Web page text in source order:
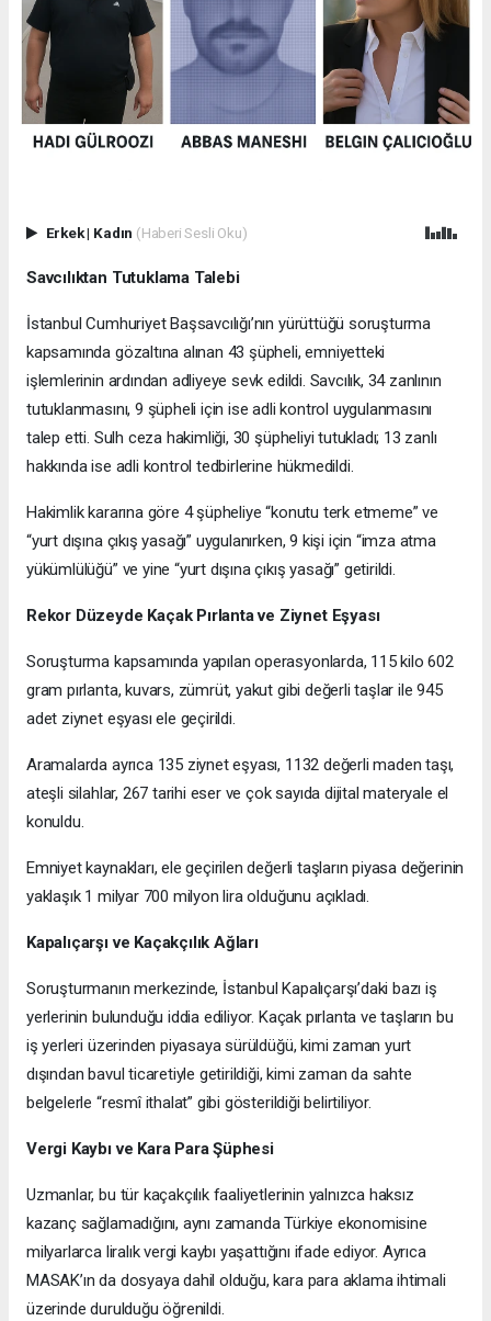
Erkek| Kadın (Haberi Sesli Oku)
Savcılıktan Tutuklama Talebi
İstanbul Cumhuriyet Başsavcılığı’nın yürüttüğü soruşturma
kapsamında gözaltına alınan 43 şüpheli, emniyetteki
işlemlerinin ardından adliyeye sevk edildi. Savcılık, 34 zanlının
tutuklanmasını, 9 şüpheli için ise adli kontrol uygulanmasını
talep etti. Sulh ceza hakimliği, 30 şüpheliyi tutukladı; 13 zanlı
hakkında ise adli kontrol tedbirlerine hükmedildi.
Hakimlik kararına göre 4 şüpheliye “konutu terk etmeme” ve
“yurt dışına çıkış yasağı” uygulanırken, 9 kişi için “imza atma
yükümlülüğü” ve yine “yurt dışına çıkış yasağı” getirildi.
Rekor Düzeyde Kaçak Pırlanta ve Ziynet Eşyası
Soruşturma kapsamında yapılan operasyonlarda, 115 kilo 602
gram pırlanta, kuvars, zümrüt, yakut gibi değerli taşlar ile 945
adet ziynet eşyası ele geçirildi.
Aramalarda ayrıca 135 ziynet eşyası, 1132 değerli maden taşı,
ateşli silahlar, 267 tarihi eser ve çok sayıda dijital materyale el
konuldu.
Emniyet kaynakları, ele geçirilen değerli taşların piyasa değerinin
yaklaşık 1 milyar 700 milyon lira olduğunu açıkladı.
Kapalıçarşı ve Kaçakçılık Ağları
Soruşturmanın merkezinde, İstanbul Kapalıçarşı’daki bazı iş
yerlerinin bulunduğu iddia ediliyor. Kaçak pırlanta ve taşların bu
iş yerleri üzerinden piyasaya sürüldüğü, kimi zaman yurt
dışından bavul ticaretiyle getirildiği, kimi zaman da sahte
belgelerle “resmî ithalat” gibi gösterildiği belirtiliyor.
Vergi Kaybı ve Kara Para Şüphesi
Uzmanlar, bu tür kaçakçılık faaliyetlerinin yalnızca haksız
kazanç sağlamadığını, aynı zamanda Türkiye ekonomisine
milyarlarca liralık vergi kaybı yaşattığını ifade ediyor. Ayrıca
MASAK’ın da dosyaya dahil olduğu, kara para aklama ihtimali
üzerinde durulduğu öğrenildi.